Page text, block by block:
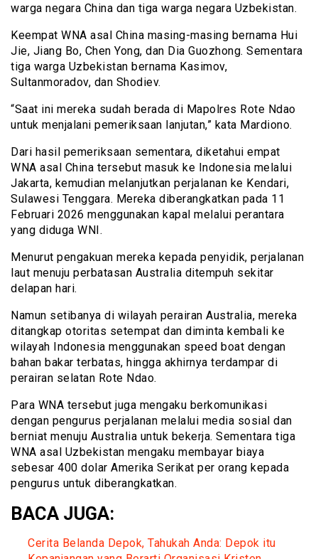
warga negara China dan tiga warga negara Uzbekistan.
Keempat WNA asal China masing-masing bernama Hui
Jie, Jiang Bo, Chen Yong, dan Dia Guozhong. Sementara
tiga warga Uzbekistan bernama Kasimov,
Sultanmoradov, dan Shodiev.
“Saat ini mereka sudah berada di Mapolres Rote Ndao
untuk menjalani pemeriksaan lanjutan,” kata Mardiono.
Dari hasil pemeriksaan sementara, diketahui empat
WNA asal China tersebut masuk ke Indonesia melalui
Jakarta, kemudian melanjutkan perjalanan ke Kendari,
Sulawesi Tenggara. Mereka diberangkatkan pada 11
Februari 2026 menggunakan kapal melalui perantara
yang diduga WNI.
Menurut pengakuan mereka kepada penyidik, perjalanan
laut menuju perbatasan Australia ditempuh sekitar
delapan hari.
Namun setibanya di wilayah perairan Australia, mereka
ditangkap otoritas setempat dan diminta kembali ke
wilayah Indonesia menggunakan speed boat dengan
bahan bakar terbatas, hingga akhirnya terdampar di
perairan selatan Rote Ndao.
Para WNA tersebut juga mengaku berkomunikasi
dengan pengurus perjalanan melalui media sosial dan
berniat menuju Australia untuk bekerja. Sementara tiga
WNA asal Uzbekistan mengaku membayar biaya
sebesar 400 dolar Amerika Serikat per orang kepada
pengurus untuk diberangkatkan.
BACA JUGA:
Cerita Belanda Depok, Tahukah Anda: Depok itu